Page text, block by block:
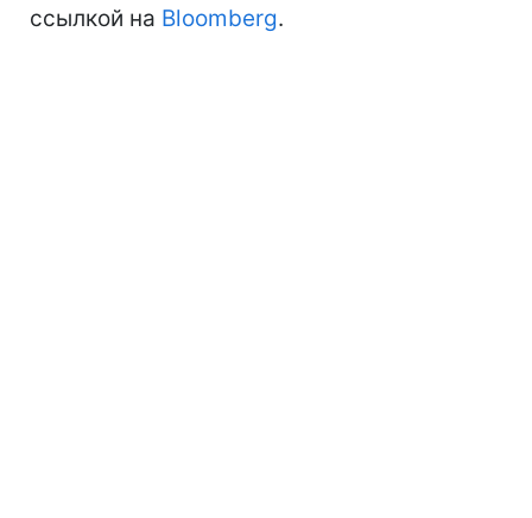
ссылкой на Bloomberg.